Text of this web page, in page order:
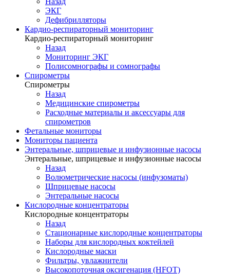
ЭКГ
Дефибрилляторы
Кардио-респираторный мониторинг
Кардио-респираторный мониторинг
Назад
Мониторинг ЭКГ
Полисомнографы и сомнографы
Спирометры
Спирометры
Назад
Медицинские спирометры
Расходные материалы и аксессуары для
спирометров
Фетальные мониторы
Мониторы пациента
Энтеральные, шприцевые и инфузионные насосы
Энтеральные, шприцевые и инфузионные насосы
Назад
Волюметрические насосы (инфузоматы)
Шприцевые насосы
Энтеральные насосы
Кислородные концентраторы
Кислородные концентраторы
Назад
Стационарные кислородные концентраторы
Наборы для кислородных коктейлей
Кислородные маски
Фильтры, увлажнители
Высокопоточная оксигенация (HFOT)